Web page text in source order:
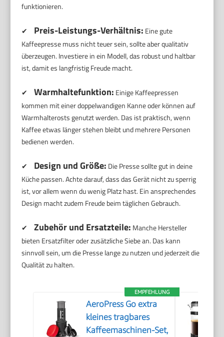
funktionieren.
✔ Preis-Leistungs-Verhältnis: Eine gute
Kaffeepresse muss nicht teuer sein, sollte aber qualitativ
überzeugen. Investiere in ein Modell, das robust und haltbar
ist, damit es langfristig Freude macht.
✔ Warmhaltefunktion: Einige Kaffeepressen
kommen mit einer doppelwandigen Kanne oder können auf
Warmhalterosts genutzt werden. Das ist praktisch, wenn
Kaffee etwas länger stehen bleibt und mehrere Personen
bedienen werden.
✔ Design und Größe: Die Presse sollte gut in deine
Küche passen. Achte darauf, dass das Gerät nicht zu sperrig
ist, vor allem wenn du wenig Platz hast. Ein ansprechendes
Design macht zudem Freude beim täglichen Gebrauch.
✔ Zubehör und Ersatzteile: Manche Hersteller
bieten Ersatzfilter oder zusätzliche Siebe an. Das kann
sinnvoll sein, um die Presse lange zu nutzen und jederzeit die
Qualität zu halten.
EMPFEHLUNG
AeroPress Go extra
kleines tragbares
Kaffeemaschinen-Set,